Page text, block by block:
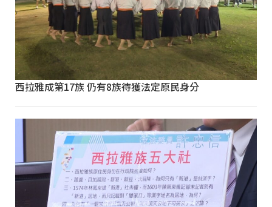
西拉雅成第17族 仍有8族待獲法定原民身分